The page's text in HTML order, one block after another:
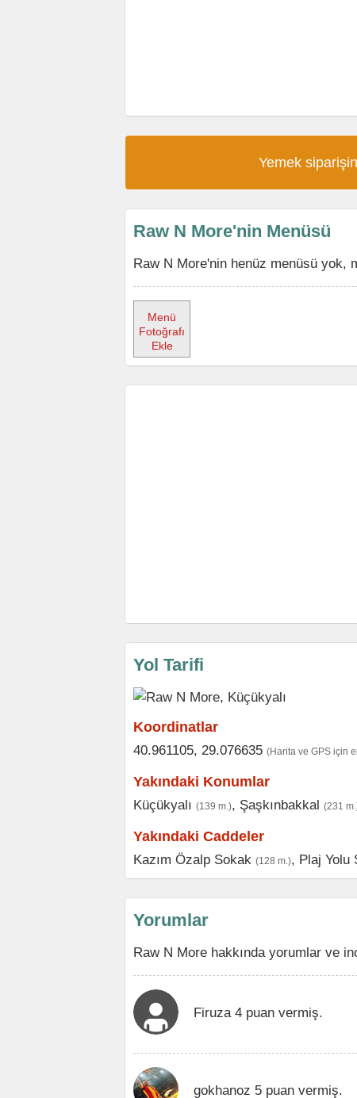
Yemek
Raw N More'nin Menüsü
Raw N More'nin henüz menüsü yok,
Menü
Fotoğrafı
Ekle
Yol Tarifi
Koordinatlar
40.961105, 29.076635 (Harita ve GPS için
Yakındaki Konumlar
Küçükyalı (139 m.), Şaşkınbakkal (231
Yakındaki Caddeler
Kazım Özalp Sokak (128 m.), Plaj Yolu
Yorumlar
Raw N More hakkında yorumlar ve
Firuza 4 puan vermiş.
gokhanoz 5 puan vermiş.